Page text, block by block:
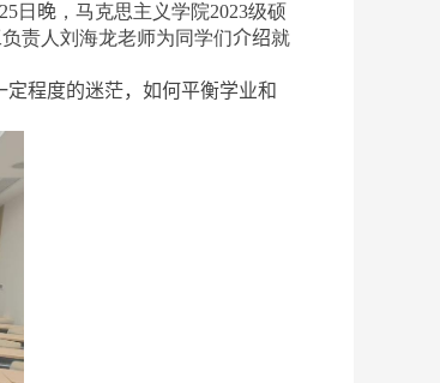
25日 晚 ，马克思主义学院2023级硕
责人刘海龙老师为同学们介绍就
程度的迷茫，如何平衡学业和